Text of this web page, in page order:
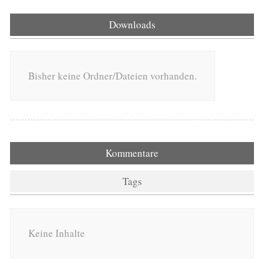
Downloads
Bisher keine Ordner/Dateien vorhanden.
Kommentare
Tags
Keine Inhalte